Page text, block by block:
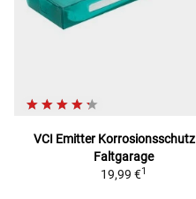
VCI Emitter Korrosionsschutz
Faltgarage
19,99 €1